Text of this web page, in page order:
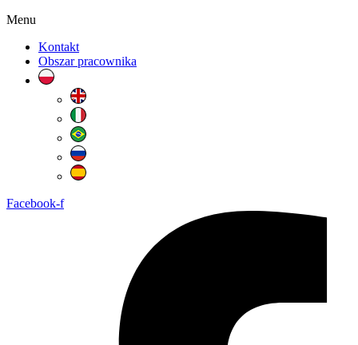
Menu
Kontakt
Obszar pracownika
Facebook-f